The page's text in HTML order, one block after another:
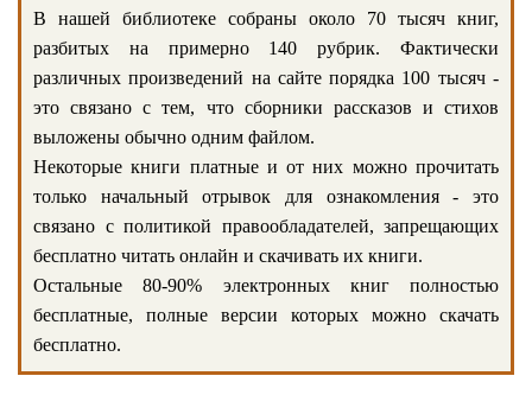
В нашей библиотеке собраны около 70 тысяч книг,
разбитых на примерно 140 рубрик. Фактически
различных произведений на сайте порядка 100 тысяч -
это связано с тем, что сборники рассказов и стихов
выложены обычно одним файлом.
Некоторые книги платные и от них можно прочитать
только начальный отрывок для ознакомления - это
связано с политикой правообладателей, запрещающих
бесплатно читать онлайн и скачивать их книги.
Остальные 80-90% электронных книг полностью
бесплатные, полные версии которых можно скачать
бесплатно.